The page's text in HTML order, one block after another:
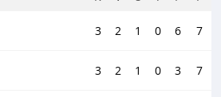
3 2 1 0 6 7
3 2 1 0 3 7